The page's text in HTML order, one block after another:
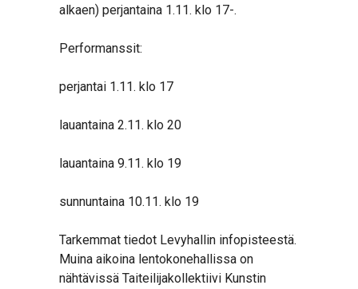
alkaen) perjantaina 1.11. klo 17-.
Performanssit:
perjantai 1.11. klo 17
lauantaina 2.11. klo 20
lauantaina 9.11. klo 19
sunnuntaina 10.11. klo 19
Tarkemmat tiedot Levyhallin infopisteestä.
Muina aikoina lentokonehallissa on
nähtävissä Taiteilijakollektiivi Kunstin